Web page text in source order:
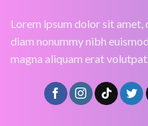
Lorem ipsum dolor sit
diam nonummy nibh
magna aliquam erat